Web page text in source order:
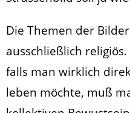
Die Themen der
ausschließlich
falls man wirklich
leben möchte, muß